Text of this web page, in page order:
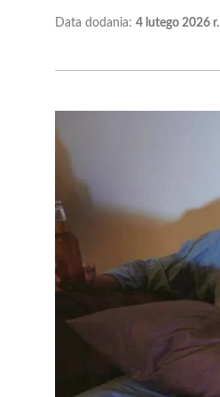
Data dodania: 4 lutego 2026 r.